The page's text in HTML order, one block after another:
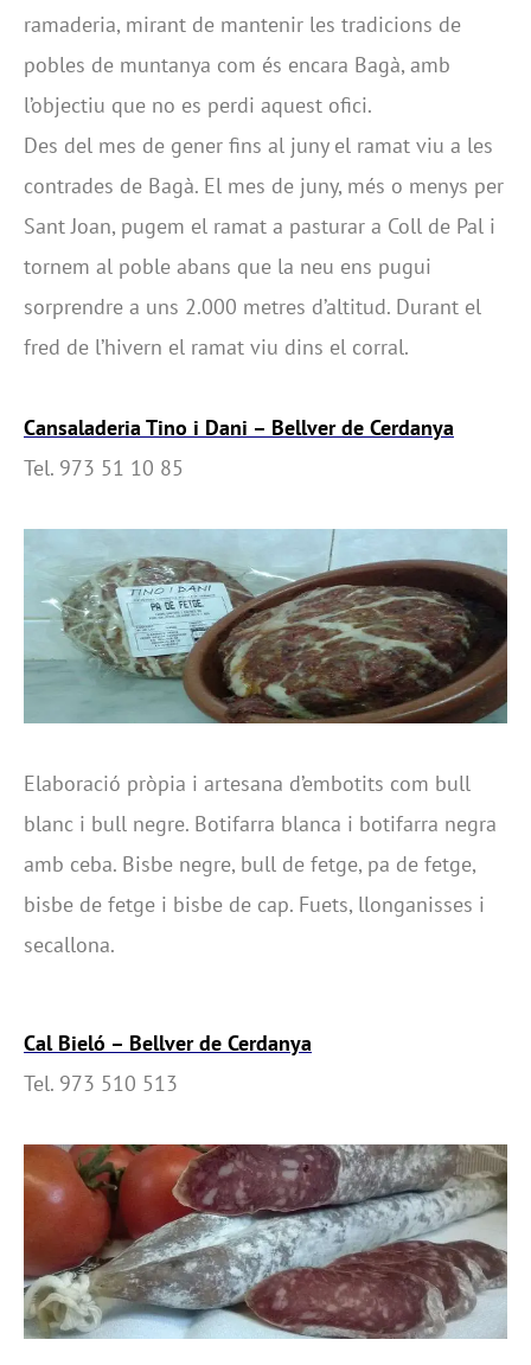
ramaderia, mirant de mantenir les tradicions de
pobles de muntanya com és encara Bagà, amb
l’objectiu que no es perdi aquest ofici.
Des del mes de gener fins al juny el ramat viu a les
contrades de Bagà. El mes de juny, més o menys per
Sant Joan, pugem el ramat a pasturar a Coll de Pal i
tornem al poble abans que la neu ens pugui
sorprendre a uns 2.000 metres d’altitud. Durant el
fred de l’hivern el ramat viu dins el corral.
Cansaladeria Tino i Dani – Bellver de Cerdanya
Tel. 973 51 10 85
Elaboració pròpia i artesana d’embotits com bull
blanc i bull negre. Botifarra blanca i botifarra negra
amb ceba. Bisbe negre, bull de fetge, pa de fetge,
bisbe de fetge i bisbe de cap. Fuets, llonganisses i
secallona.
Cal Bieló – Bellver de Cerdanya
Tel. 973 510 513